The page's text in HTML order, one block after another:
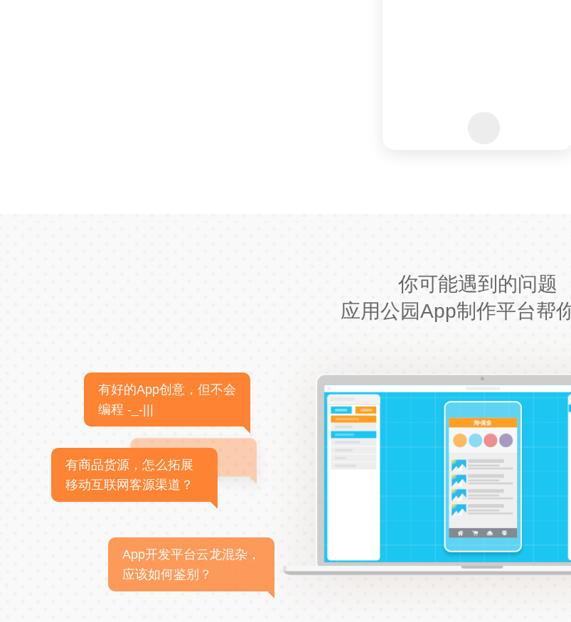
你可能遇到的问题
应用公园App制作平台帮
有好的App创意，但不会
编程 -_-|||
有商品货源，怎么拓展
移动互联网客源渠道？
App开发平台云龙混杂，
应该如何鉴别？